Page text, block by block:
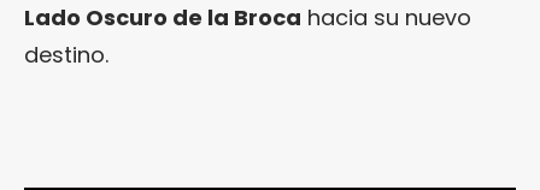
Lado Oscuro de la Broca hacia su nuevo
destino.